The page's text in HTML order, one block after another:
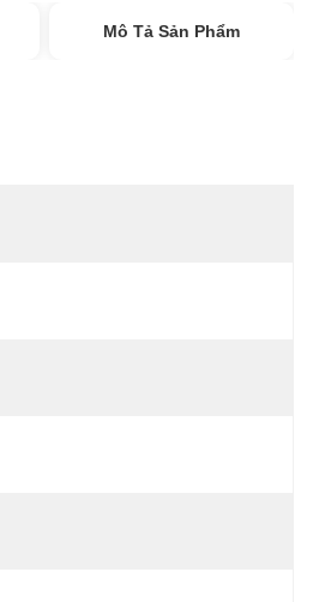
Mô Tả Sản Phẩm